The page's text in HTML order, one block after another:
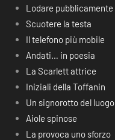
Lodare pubblicamente
Scuotere la testa
Il telefono più mobile
Andati… in poesia
La Scarlett attrice
Iniziali della Toffanin
Un signorotto del luogo
Aiole spinose
La provoca uno sforzo